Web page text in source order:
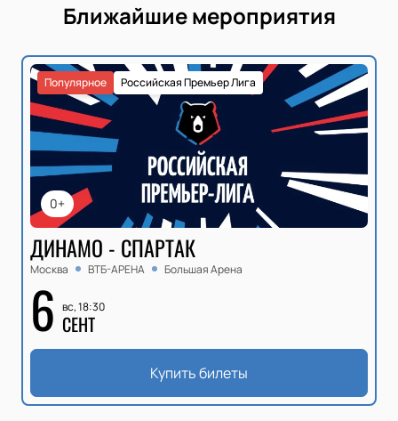
Ближайшие мероприятия
0+
Российская Премьер Лига
Популярное
ДИНАМО - СПАРТАК
Москва ВТБ-АРЕНА Большая Арена
6 вс, 18:30
СЕНТ
Купить билеты